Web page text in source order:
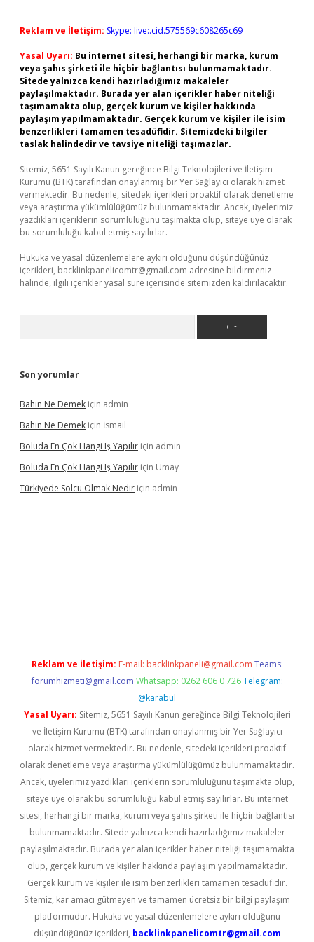
Reklam ve İletişim: Skype: live:.cid.575569c608265c69
Yasal Uyarı: Bu internet sitesi, herhangi bir marka, kurum
veya şahıs şirketi ile hiçbir bağlantısı bulunmamaktadır.
Sitede yalnızca kendi hazırladığımız makaleler
paylaşılmaktadır. Burada yer alan içerikler haber niteliği
taşımamakta olup, gerçek kurum ve kişiler hakkında
paylaşım yapılmamaktadır. Gerçek kurum ve kişiler ile isim
benzerlikleri tamamen tesadüfidir. Sitemizdeki bilgiler
taslak halindedir ve tavsiye niteliği taşımazlar.
Sitemiz, 5651 Sayılı Kanun gereğince Bilgi Teknolojileri ve İletişim
Kurumu (BTK) tarafından onaylanmış bir Yer Sağlayıcı olarak hizmet
vermektedir. Bu nedenle, sitedeki içerikleri proaktif olarak denetleme
veya araştırma yükümlülüğümüz bulunmamaktadır. Ancak, üyelerimiz
yazdıkları içeriklerin sorumluluğunu taşımakta olup, siteye üye olarak
bu sorumluluğu kabul etmiş sayılırlar.
Hukuka ve yasal düzenlemelere aykırı olduğunu düşündüğünüz
içerikleri, backlinkpanelicomtr@gmail.com adresine bildirmeniz
halinde, ilgili içerikler yasal süre içerisinde sitemizden kaldırılacaktır.
Son yorumlar
Bahın Ne Demek için admin
Bahın Ne Demek için İsmail
Boluda En Çok Hangi Iş Yapılır için admin
Boluda En Çok Hangi Iş Yapılır için Umay
Türkiyede Solcu Olmak Nedir için admin
Reklam ve İletişim: E-mail: backlinkpaneli@gmail.com Teams:
forumhizmeti@gmail.com Whatsapp: 0262 606 0 726 Telegram:
@karabul
Yasal Uyarı: Sitemiz, 5651 Sayılı Kanun gereğince Bilgi Teknolojileri
ve İletişim Kurumu (BTK) tarafından onaylanmış bir Yer Sağlayıcı
olarak hizmet vermektedir. Bu nedenle, sitedeki içerikleri proaktif
olarak denetleme veya araştırma yükümlülüğümüz bulunmamaktadır.
Ancak, üyelerimiz yazdıkları içeriklerin sorumluluğunu taşımakta olup,
siteye üye olarak bu sorumluluğu kabul etmiş sayılırlar. Bu internet
sitesi, herhangi bir marka, kurum veya şahıs şirketi ile hiçbir bağlantısı
bulunmamaktadır. Sitede yalnızca kendi hazırladığımız makaleler
paylaşılmaktadır. Burada yer alan içerikler haber niteliği taşımamakta
olup, gerçek kurum ve kişiler hakkında paylaşım yapılmamaktadır.
Gerçek kurum ve kişiler ile isim benzerlikleri tamamen tesadüfidir.
Sitemiz, kar amacı gütmeyen ve tamamen ücretsiz bir bilgi paylaşım
platformudur. Hukuka ve yasal düzenlemelere aykırı olduğunu
düşündüğünüz içerikleri, backlinkpanelicomtr@gmail.com